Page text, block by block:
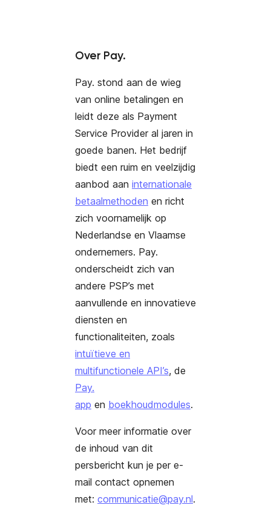
Over Pay.
Pay. stond aan de wieg
van online betalingen en
leidt deze als Payment
Service Provider al jaren in
goede banen. Het bedrijf
biedt een ruim en veelzijdig
aanbod aan internationale
betaalmethoden en richt
zich voornamelijk op
Nederlandse en Vlaamse
ondernemers. Pay.
onderscheidt zich van
andere PSP’s met
aanvullende en innovatieve
diensten en
functionaliteiten, zoals
intuïtieve en
multifunctionele API’s, de
Pay.
app en boekhoudmodules.
Voor meer informatie over
de inhoud van dit
persbericht kun je per e-
mail contact opnemen
met: communicatie@pay.nl.